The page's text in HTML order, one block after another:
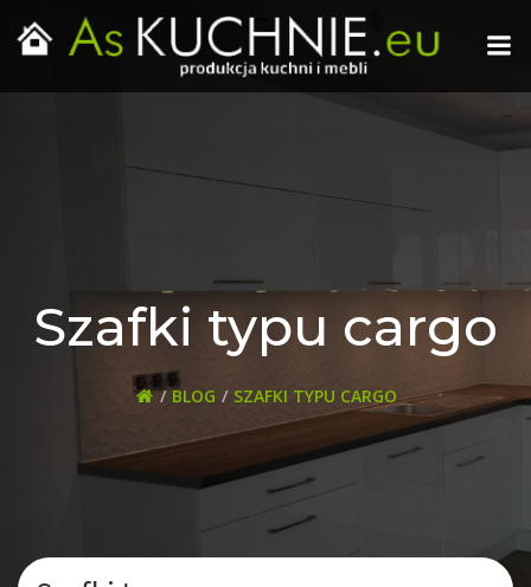
Skip
to
content
Szafki typu cargo
BLOG SZAFKI TYPU CARGO